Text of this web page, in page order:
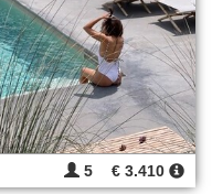
5 € 3.410